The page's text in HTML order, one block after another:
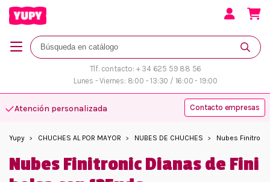
Tlf. contacto: + 34 625 59 88 56
Lunes - Viernes: 8:00 - 13:30 / 16:00 - 19:00
Atención personalizada Contacto empresas
Yupy CHUCHES AL POR MAYOR NUBES DE CHUCHES Nubes
Nubes Finitronic Dianas de Fini